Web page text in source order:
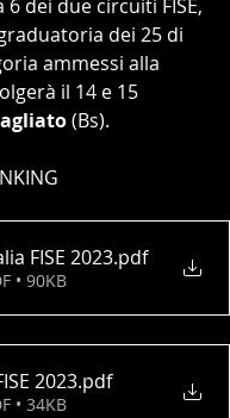
dei due circuiti FISE,
dei 25 di
ammessi alla
il 14 e 15
(Bs).
FISE 2023.pdf
• 90KB
2023.pdf
• 34KB